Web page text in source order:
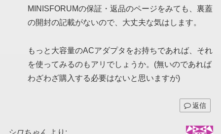
MINISFORUMの保証・返品のページをみても、裏蓋
の開封の記載がないので、大丈夫な気はします。
もっと大容量のACアダプタをお持ちであれば、それ
を使ってみるのもアリでしょうか。(無いのであれば
わざわざ購入する必要はないと思いますが)
返信